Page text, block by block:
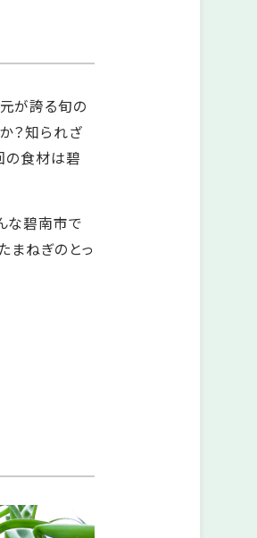
が誇る旬の
？知られざ
の食材は碧
な碧南市で
まねぎのとっ